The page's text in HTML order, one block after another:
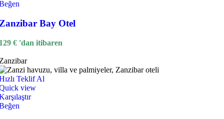
Bay Otel
€ 'dan itibaren
Teklif Al
view